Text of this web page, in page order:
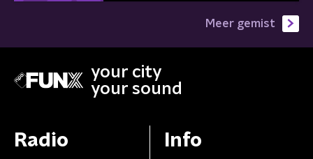
Meer gemist
your city
your sound
Radio Info